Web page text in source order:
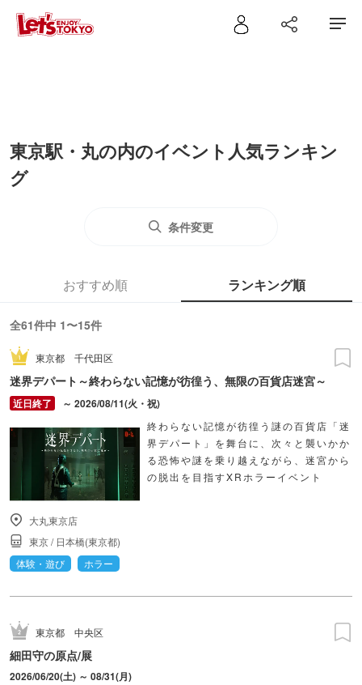
東京駅・丸の内のイベント人気ランキン
グ
条件変更
おすすめ順 ランキング順
全61件中 1〜15件
東京都 千代田区
迷界デパート～終わらない記憶が彷徨う、無限の百貨店迷宮～
～ 2026/08/11(火・祝)
終わらない記憶が彷徨う謎の百貨店「迷
界デパート」を舞台に、次々と襲いかか
る恐怖や謎を乗り越えながら、迷宮から
の脱出を目指すXRホラーイベント
大丸東京店
東京/ 日本橋(東京都)
体験・遊び
ホラー
東京都 中央区
細田守の原点/展
2026/06/20(土) ～ 08/31(月)